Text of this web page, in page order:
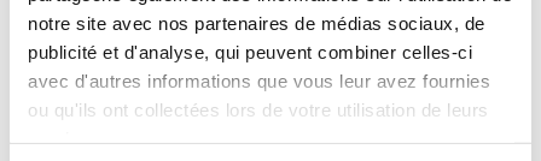
notre site avec nos partenaires de médias sociaux, de
publicité et d'analyse, qui peuvent combiner celles-ci
avec d'autres informations que vous leur avez fournies
ou qu'ils ont collectées lors de votre utilisation de leurs
usage d'activités et de bureaux d'une surface de 260 m²
minimum. Ces cellule...